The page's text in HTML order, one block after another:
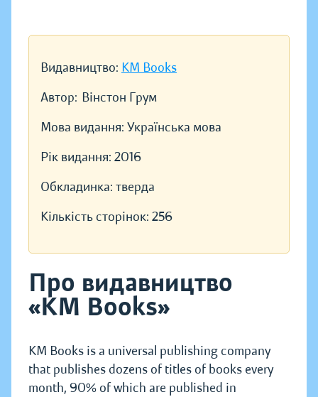
Видавництво: KM Books
Автор: Вінстон Грум
Мова видання: Українська мова
Рік видання: 2016
Обкладинка: тверда
Кількість сторінок: 256
Про видавництво
«KM Books»
KM Books is a universal publishing company
that publishes dozens of titles of books every
month, 90% of which are published in